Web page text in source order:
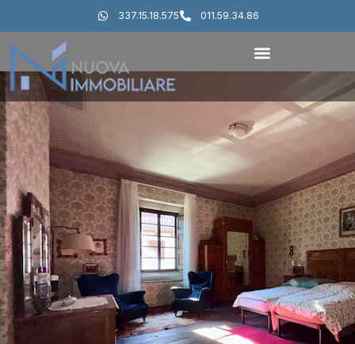
337.15.18.575 011.59.34.86